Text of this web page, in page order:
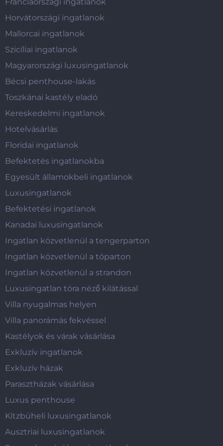
Horvátországi ingatlanok
Mallorcai ingatlanok
Szicíliai ingatlanok
Magyarországi luxusingatlanok
Bécsi penthouse-lakás
Toszkánai kastély eladó
Kereskedelmi ingatlanok
Hotelvásárlás
Floridai ingatlanok
Befektetés ingatlanokba
Egyesült államokbeli ingatlanok
Luxusingatlanok
Befektetési ingatlanok
Kanadai luxusingatlanok
Ingatlan közvetlenül a tengerparton
Ingatlan közvetlenül a tóparton
Ingatlan közvetlenül a strandon
Luxusingatlan tóra néző kilátással
Villa nyugalmas helyen
Villa panorámás fekvéssel
Kastélyok és várak vásárlása
Exkluzív ingatlanok
Exkluzív házak
Parasztházak vásárlása
Luxus penthouse
Kitzbüheli luxusingatlanok
Ausztriai luxusingatlanok